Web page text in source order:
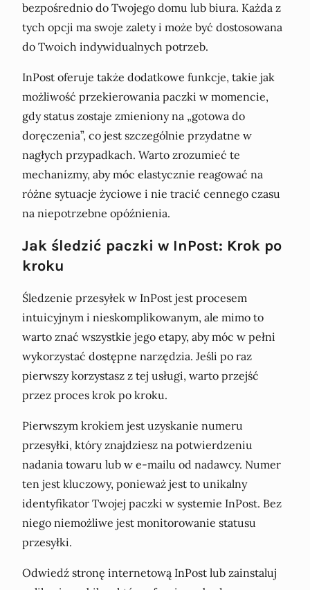
bezpośrednio do Twojego domu lub biura. Każda z
tych opcji ma swoje zalety i może być dostosowana
do Twoich indywidualnych potrzeb.
InPost oferuje także dodatkowe funkcje, takie jak
możliwość przekierowania paczki w momencie,
gdy status zostaje zmieniony na „gotowa do
doręczenia”, co jest szczególnie przydatne w
nagłych przypadkach. Warto zrozumieć te
mechanizmy, aby móc elastycznie reagować na
różne sytuacje życiowe i nie tracić cennego czasu
na niepotrzebne opóźnienia.
Jak śledzić paczki w InPost: Krok po
kroku
Śledzenie przesyłek w InPost jest procesem
intuicyjnym i nieskomplikowanym, ale mimo to
warto znać wszystkie jego etapy, aby móc w pełni
wykorzystać dostępne narzędzia. Jeśli po raz
pierwszy korzystasz z tej usługi, warto przejść
przez proces krok po kroku.
Pierwszym krokiem jest uzyskanie numeru
przesyłki, który znajdziesz na potwierdzeniu
nadania towaru lub w e-mailu od nadawcy. Numer
ten jest kluczowy, ponieważ jest to unikalny
identyfikator Twojej paczki w systemie InPost. Bez
niego niemożliwe jest monitorowanie statusu
przesyłki.
Odwiedź stronę internetową InPost lub zainstaluj